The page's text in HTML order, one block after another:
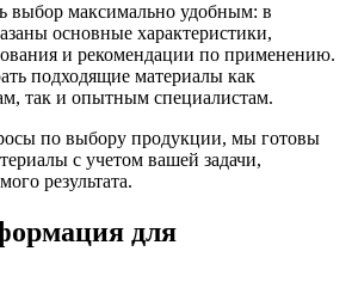
выбор максимально удобным: в
основные характеристики,
и рекомендации по применению.
подходящие материалы как
так и опытным специалистам.
по выбору продукции, мы готовы
с учетом вашей задачи,
результата.
для